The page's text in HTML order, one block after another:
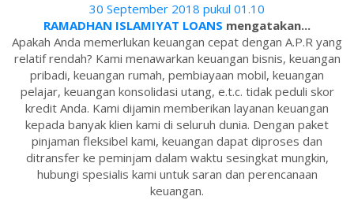
30 September 2018 pukul 01.10
RAMADHAN ISLAMIYAT LOANS mengatakan...
Apakah Anda memerlukan keuangan cepat dengan A.P.R yang
relatif rendah? Kami menawarkan keuangan bisnis, keuangan
pribadi, keuangan rumah, pembiayaan mobil, keuangan
pelajar, keuangan konsolidasi utang, e.t.c. tidak peduli skor
kredit Anda. Kami dijamin memberikan layanan keuangan
kepada banyak klien kami di seluruh dunia. Dengan paket
pinjaman fleksibel kami, keuangan dapat diproses dan
ditransfer ke peminjam dalam waktu sesingkat mungkin,
hubungi spesialis kami untuk saran dan perencanaan
keuangan.